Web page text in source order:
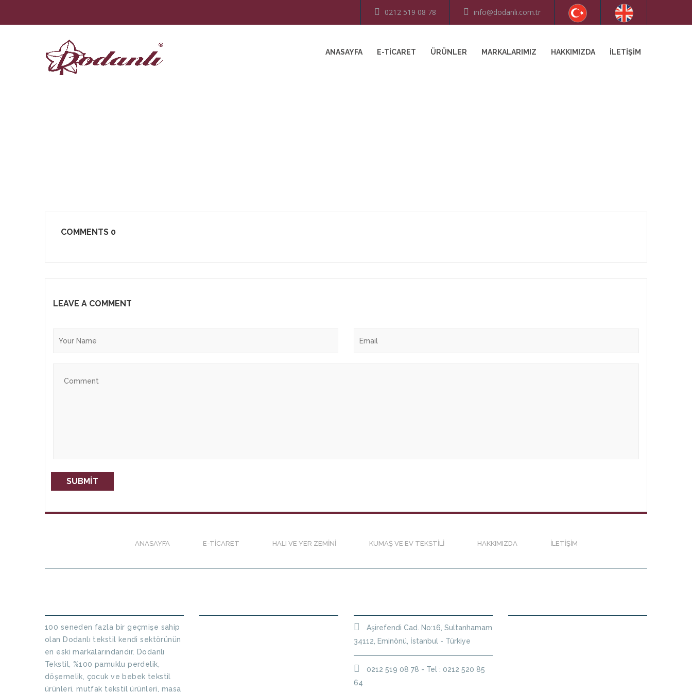
0212 519 08 78 info@dodanli.com.tr
ANASAYFA E-TICARET ÜRÜNLER MARKALARIMIZ HAKKIMIZDA İLETIŞIM
COMMENTS 0
LEAVE A COMMENT
ANASAYFA E-TICARET HALI VE YER ZEMINI KUMAŞ VE EV TEKSTILI HAKKIMIZDA İLETIŞIM
100 seneden fazla bir geçmişe sahip
olan Dodanlı tekstil kendi sektörünün
en eski markalarındandır. Dodanlı
Tekstil, %100 pamuklu perdelik,
döşemelik, çocuk ve bebek tekstil
ürünleri, mutfak tekstil ürünleri, masa
Aşirefendi Cad. No:16, Sultanhamam
34112, Eminönü, İstanbul - Türkiye
0212 519 08 78 - Tel : 0212 520 85
64